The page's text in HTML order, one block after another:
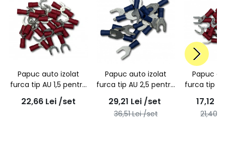
Papuc auto izolat
furca tip AU 1,5 pentru
surub M6 -
100buc/set
22,66 Lei /set
Papuc auto izolat
furca tip AU 2,5 pentru
surub M6 -
100buc/set
29,21 Lei /set
36,51Lei /set
Papuc
furca tip
17,12
21,40